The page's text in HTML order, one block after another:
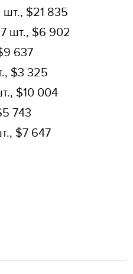
$21 835
шт., $6 902
637
$3 325
$10 004
743
$7 647